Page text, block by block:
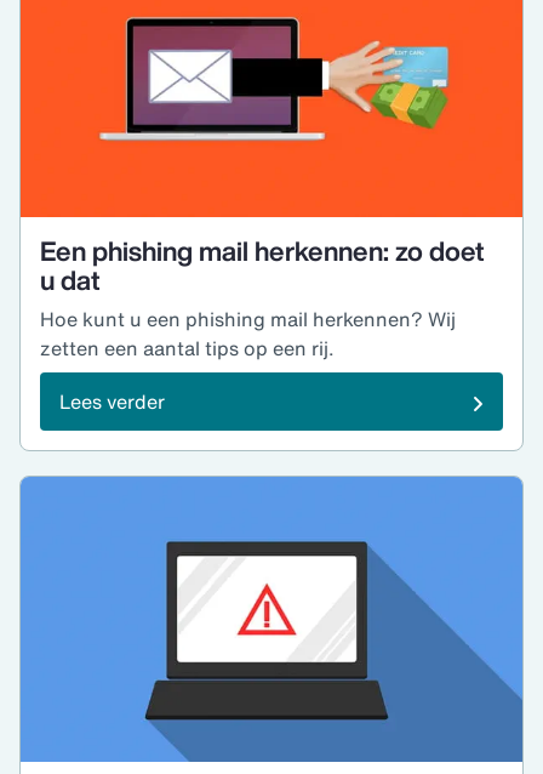
Een phishing mail herkennen: zo doet
u dat
Hoe kunt u een phishing mail herkennen? Wij
zetten een aantal tips op een rij.
Lees verder